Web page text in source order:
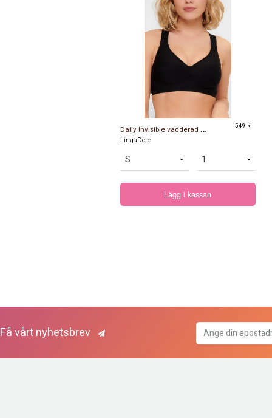
D
aily Invisible vadderad bh svart 549 kr
LingaDore
Lägg i kassan
Få vårt nyhetsbrev